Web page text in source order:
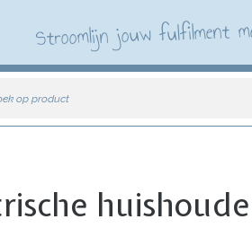
Stroomlijn jouw fulfilment
op product